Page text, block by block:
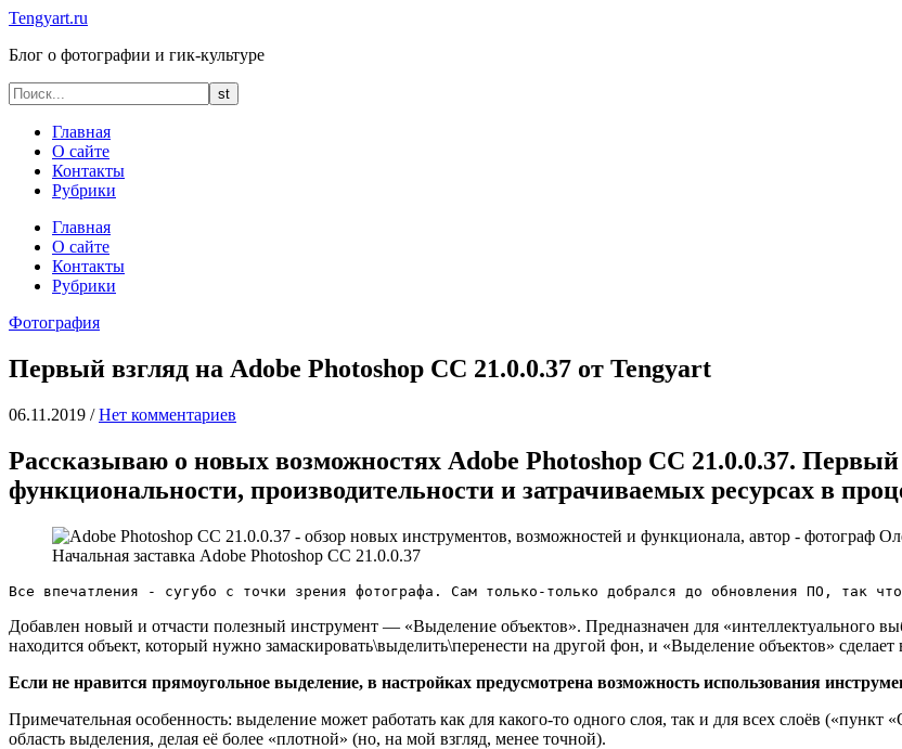
Tengyart.ru
Блог о фотографии и гик-культуре
Главная
О сайте
Контакты
Рубрики
Главная
О сайте
Контакты
Рубрики
Фотография
Первый взгляд на Adobe Photoshop CC 21.0.0.37 от Tengyart
06.11.2019 / Нет комментариев
Рассказываю о новых возможностях Adobe Photoshop CC 21.0.0.37.
функциональности, производительности и затрачиваемых ресурсах в
Начальная заставка Adobe Photoshop CC 21.0.0.37
Все впечатления - сугубо с точки зрения фотографа. Сам только-только добрался до обновления ПО, так
Добавлен новый и отчасти полезный инструмент — «Выделение объектов». Предназначен для «интеллектуального
находится объект, который нужно замаскировать\выделить\перенести на другой фон, и «Выделение объектов» сделает
Если не нравится прямоугольное выделение, в настройках предусмотрена возможность использования
Примечательная особенность: выделение может работать как для какого-то одного слоя, так и для всех слоёв
область выделения, делая её более «плотной» (но, на мой взгляд, менее точной).